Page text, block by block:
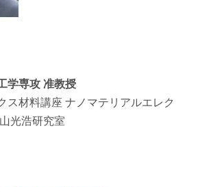
学専攻 准教授
ス材料講座 ナノマテリアルエレク
光浩研究室